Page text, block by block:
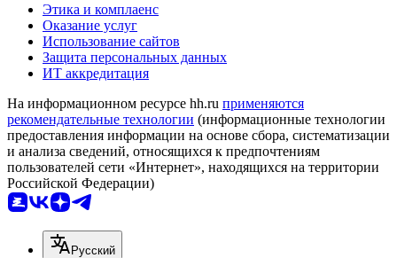
Этика и комплаенс
Оказание услуг
Использование сайтов
Защита персональных данных
ИТ аккредитация
На информационном ресурсе hh.ru применяются
рекомендательные технологии (информационные технологии
предоставления информации на основе сбора, систематизации
и анализа сведений, относящихся к предпочтениям
пользователей сети «Интернет», находящихся на территории
Российской Федерации)
Русский